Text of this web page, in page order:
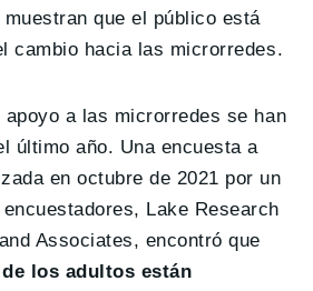
muestran que el público está
cambio hacia las microrredes.
a las microrredes se han
último año. Una encuesta a
en octubre de 2021 por un
Lake Research
Associates, encontró que
los adultos están